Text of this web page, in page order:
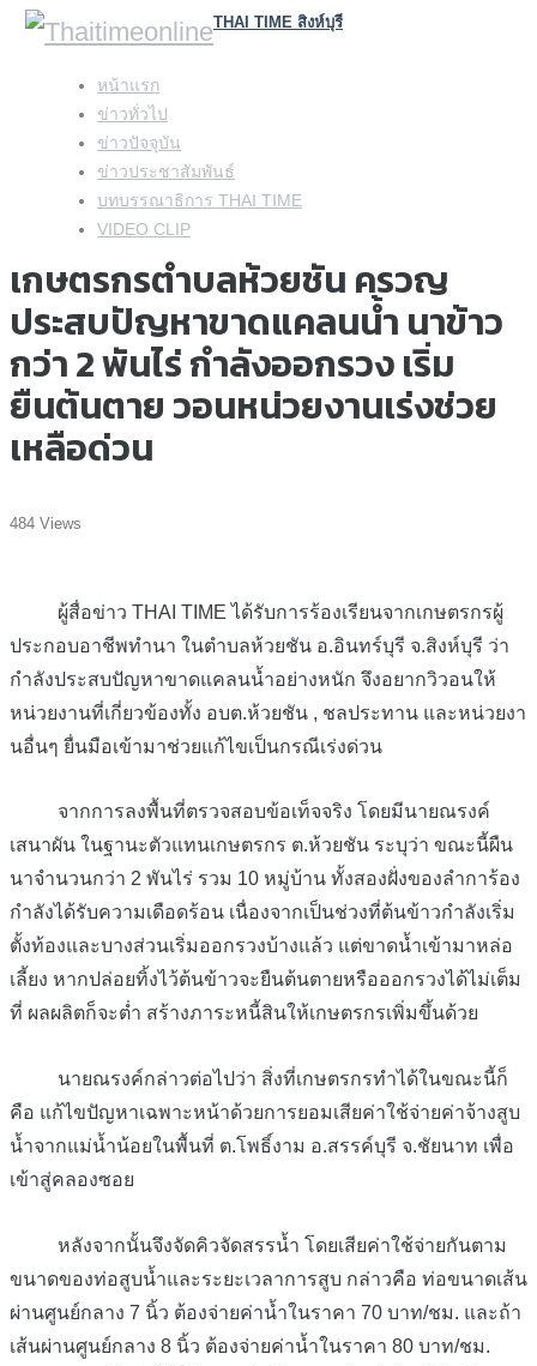
Skip
content
หน้าแรก
ข่าวทั่วไป
ข่าวปัจจุบัน
ข่าวประชาสัมพันธ์
บทบรรณาธิการ THAI TIME
VIDEO CLIP
THAI TIME สิงห์บุรี
เกษตรกรตำบลห้วยชัน ครวญ
ประสบปัญหาขาดแคลนน้ำ นาข้าว
กว่า 2 พันไร่ กำลังออกรวง เริ่ม
ยืนต้นตาย วอนหน่วยงานเร่งช่วย
เหลือด่วน
484 Views
ผู้สื่อข่าว THAI TIME ได้รับการร้องเรียนจากเกษตรกรผู้
ประกอบอาชีพทำนา ในตำบลห้วยชัน อ.อินทร์บุรี จ.สิงห์บุรี ว่า
กำลังประสบปัญหาขาดแคลนน้ำอย่างหนัก จึงอยากวิวอนให้
หน่วยงานที่เกี่ยวข้องทั้ง อบต.ห้วยชัน , ชลประทาน และหน่วยงา
นอื่นๆ ยื่นมือเข้ามาช่วยแก้ไขเป็นกรณีเร่งด่วน
จากการลงพื้นที่ตรวจสอบข้อเท็จจริง โดยมีนายณรงค์
เสนาผัน ในฐานะตัวแทนเกษตรกร ต.ห้วยชัน ระบุว่า ขณะนี้ผืน
นาจำนวนกว่า 2 พันไร่ รวม 10 หมู่บ้าน ทั้งสองฝั่งของลำการ้อง
กำลังได้รับความเดือดร้อน เนื่องจากเป็นช่วงที่ต้นข้าวกำลังเริ่ม
ตั้งท้องและบางส่วนเริ่มออกรวงบ้างแล้ว แต่ขาดน้ำเข้ามาหล่อ
เลี้ยง หากปล่อยทิ้งไว้ต้นข้าวจะยืนต้นตายหรือออกรวงได้ไม่เต็ม
ที่ ผลผลิตก็จะต่ำ สร้างภาระหนี้สินให้เกษตรกรเพิ่มขึ้นด้วย
นายณรงค์กล่าวต่อไปว่า สิ่งที่เกษตรกรทำได้ในขณะนี้ก็
คือ แก้ไขปัญหาเฉพาะหน้าด้วยการยอมเสียค่าใช้จ่ายค่าจ้างสูบ
น้ำจากแม่น้ำน้อยในพื้นที่ ต.โพธิ์งาม อ.สรรค์บุรี จ.ชัยนาท เพื่อ
เข้าสู่คลองซอย
หลังจากนั้นจึงจัดคิวจัดสรรน้ำ โดยเสียค่าใช้จ่ายกันตาม
ขนาดของท่อสูบน้ำและระยะเวลาการสูบ กล่าวคือ ท่อขนาดเส้น
ผ่านศูนย์กลาง 7 นิ้ว ต้องจ่ายค่าน้ำในราคา 70 บาท/ชม. และถ้า
เส้นผ่านศูนย์กลาง 8 นิ้ว ต้องจ่ายค่าน้ำในราคา 80 บาท/ชม.